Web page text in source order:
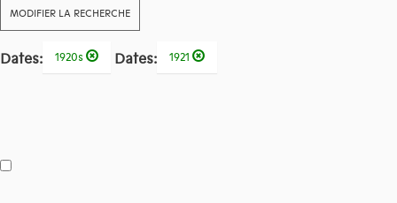
MODIFIER LA RECHERCHE
Dates: 1920s Dates: 1921